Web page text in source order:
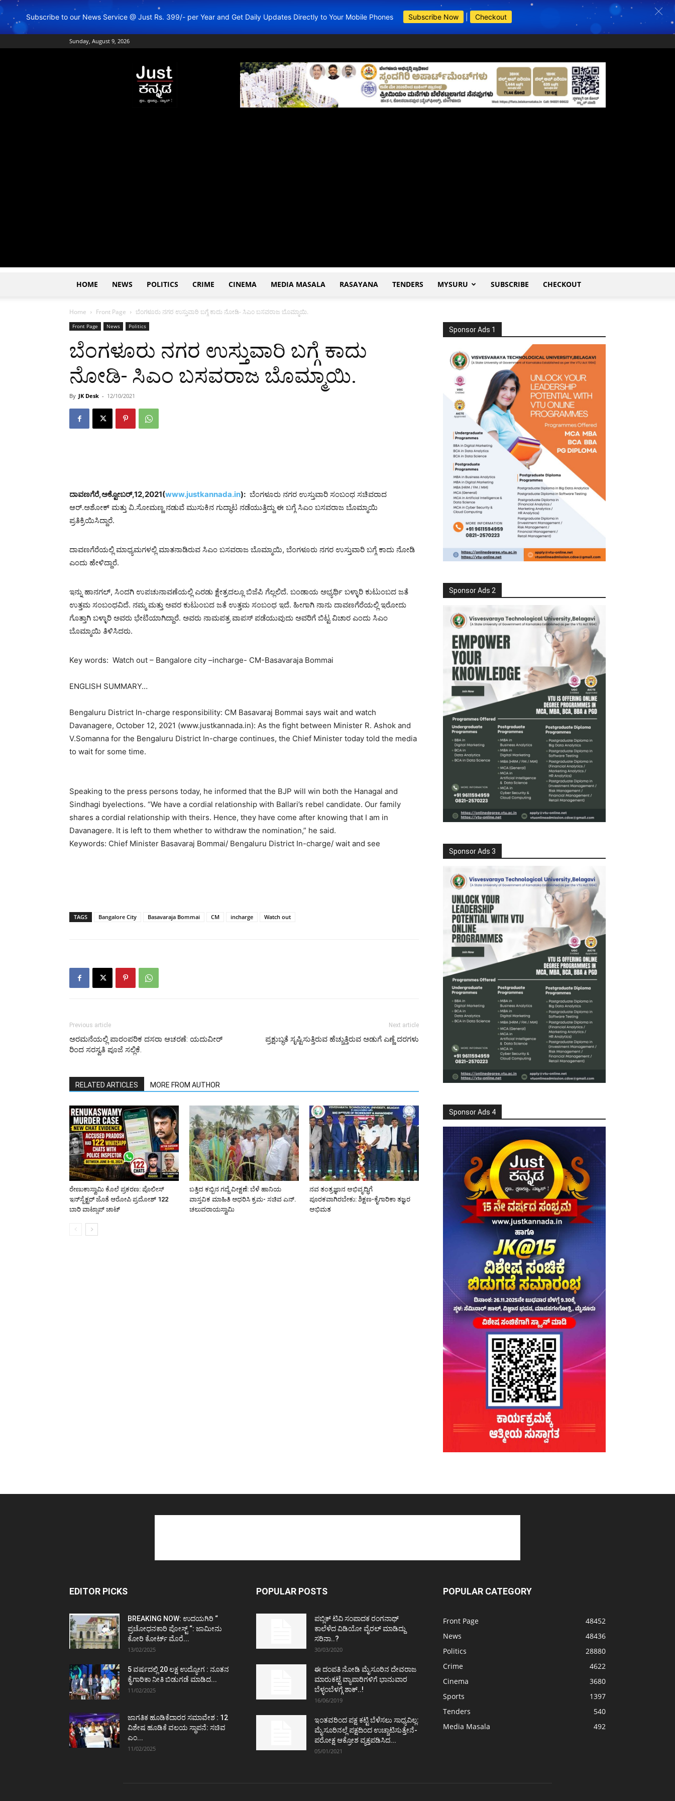
Subscribe to our News Service @ Just Rs. 399/- per Year and Get Daily Updates Directly to Your Mobile Phones Subscribe Now Checkout
Sunday, August 9, 2026
Just
Kannada
–
Online
|
ಕನ್ನಡ
BDA Apartments
HOME NEWS POLITICS CRIME CINEMA MEDIA MASALA RASAYANA TENDERS MYSURU SUBSCRIBE CHECKOUT
Home Front Page ಬೆಂಗಳೂರು ನಗರ ಉಸ್ತುವಾರಿ ಬಗ್ಗೆ ಕಾದು ನೋಡಿ- ಸಿಎಂ ಬಸವರಾಜ ಬೊಮ್ಮಾಯಿ.
Front Page News Politics
ಬೆಂಗಳೂರು ನಗರ ಉಸ್ತುವಾರಿ ಬಗ್ಗೆ ಕಾದು
ನೋಡಿ- ಸಿಎಂ ಬಸವರಾಜ ಬೊಮ್ಮಾಯಿ.
By JK Desk - 12/10/2021
ದಾವಣಗೆರೆ,ಅಕ್ಟೋಬರ್,12,2021(www.justkannada.in): ಬೆಂಗಳೂರು ನಗರ ಉಸ್ತುವಾರಿ ಸಂಬಂಧ ಸಚಿವರಾದ
ಆರ್.ಅಶೋಕ್ ಮತ್ತು ವಿ.ಸೋಮಣ್ಣ ನಡುವೆ ಮುಸುಕಿನ ಗುದ್ಧಾಟ ನಡೆಯುತ್ತಿದ್ದು ಈ ಬಗ್ಗೆ ಸಿಎಂ ಬಸವರಾಜ ಬೊಮ್ಮಾಯಿ
ಪ್ರತಿಕ್ರಿಯಿಸಿದ್ದಾರೆ.
ದಾವಣಗೆರೆಯಲ್ಲಿ ಮಾಧ್ಯಮಗಳಲ್ಲಿ ಮಾತನಾಡಿರುವ ಸಿಎಂ ಬಸವರಾಜ ಬೊಮ್ಮಾಯಿ, ಬೆಂಗಳೂರು ನಗರ ಉಸ್ತುವಾರಿ ಬಗ್ಗೆ ಕಾದು ನೋಡಿ
ಎಂದು ಹೇಳಿದ್ದಾರೆ.
ಇನ್ನು ಹಾನಗಲ್, ಸಿಂದಗಿ ಉಪಚುನಾವಣೆಯಲ್ಲಿ ಎರಡು ಕ್ಷೇತ್ರದಲ್ಲೂ ಬಿಜೆಪಿ ಗೆಲ್ಲಲಿದೆ. ಬಂಡಾಯ ಅಭ್ಯರ್ಥಿ ಬಳ್ಳಾರಿ ಕುಟುಂಬದ ಜತೆ
ಉತ್ತಮ ಸಂಬಂಧವಿದೆ. ನಮ್ಮ ಮತ್ತು ಅವರ ಕುಟುಂಬದ ಜತೆ ಉತ್ತಮ ಸಂಬಂಧ ಇದೆ. ಹೀಗಾಗಿ ನಾನು ದಾವಣಗೆರೆಯಲ್ಲಿ ಇರೋದು
ಗೊತ್ತಾಗಿ ಬಳ್ಳಾರಿ ಅವರು ಭೇಟಿಯಾಗಿದ್ದಾರೆ. ಅವರು ನಾಮಪತ್ರ ವಾಪಸ್ ಪಡೆಯುವುದು ಅವರಿಗೆ ಬಿಟ್ಟ ವಿಚಾರ ಎಂದು ಸಿಎಂ
ಬೊಮ್ಮಾಯಿ ತಿಳಿಸಿದರು.
Key words: Watch out – Bangalore city –incharge- CM-Basavaraja Bommai
ENGLISH SUMMARY…
Bengaluru District In-charge responsibility: CM Basavaraj Bommai says wait and watch
Davanagere, October 12, 2021 (www.justkannada.in): As the fight between Minister R. Ashok and
V.Somanna for the Bengaluru District In-charge continues, the Chief Minister today told the media
to wait for some time.
Speaking to the press persons today, he informed that the BJP will win both the Hanagal and
Sindhagi byelections. “We have a cordial relationship with Ballari’s rebel candidate. Our family
shares a cordial relationship with theirs. Hence, they have come after knowing that I am in
Davanagere. It is left to them whether to withdraw the nomination,” he said.
Keywords: Chief Minister Basavaraj Bommai/ Bengaluru District In-charge/ wait and see
TAGS Bangalore City Basavaraja Bommai CM incharge Watch out
Previous article
ಅರಮನೆಯಲ್ಲಿ ಪಾರಂಪರಿಕ ದಸರಾ ಆಚರಣೆ: ಯದುವೀರ್
ರಿಂದ ಸರಸ್ವತಿ ಪೂಜೆ ಸಲ್ಲಿಕೆ.
Next article
ಪ್ರಕ್ಷುಬ್ಧತೆ ಸೃಷ್ಟಿಸುತ್ತಿರುವ ಹೆಚ್ಚುತ್ತಿರುವ ಅಡುಗೆ ಎಣ್ಣೆ ದರಗಳು
RELATED ARTICLES MORE FROM AUTHOR
ರೇಣುಕಾಸ್ವಾಮಿ ಕೊಲೆ ಪ್ರಕರಣ: ಪೊಲೀಸ್
ಇನ್‌ಸ್ಪೆಕ್ಟರ್‌ ಜೊತೆ ಆರೋಪಿ ಪ್ರದೋಶ್‌ 122
ಬಾರಿ ವಾಟ್ಸಾಪ್ ಚಾಟ್
ಬತ್ತಿದ ಕಬ್ಬಿನ ಗದ್ದೆ ವೀಕ್ಷಣೆ: ಬೆಳೆ ಹಾನಿಯ
ವಾಸ್ತವಿಕ ಮಾಹಿತಿ ಆಧರಿಸಿ ಕ್ರಮ- ಸಚಿವ ಎನ್.
ಚಲುವರಾಯಸ್ವಾಮಿ
ನವ ತಂತ್ರಜ್ಞಾನ ಅಭಿವೃದ್ಧಿಗೆ
ಪೂರಕವಾಗಿರಬೇಕು: ಶಿಕ್ಷಣ-ಕೈಗಾರಿಕಾ ತಜ್ಞರ
ಅಭಿಮತ
Sponsor Ads 1
Sponsor Ads 2
Sponsor Ads 3
Sponsor Ads 4
EDITOR PICKS
BREAKING NOW: ಉದಯಗಿರಿ “
ಪ್ರಚೋಧನಕಾರಿ ಪೋಸ್ಟ್‌ “: ಜಾಮೀನು
ಕೋರಿ ಕೋರ್ಟ್‌ ಮೊರೆ...
13/02/2025
5 ವರ್ಷದಲ್ಲಿ 20 ಲಕ್ಷ ಉದ್ಯೋಗ : ನೂತನ
ಕೈಗಾರಿಕಾ ನೀತಿ ಬಿಡುಗಡೆ ಮಾಡಿದ...
11/02/2025
ಜಾಗತಿಕ ಹೂಡಿಕೆದಾರರ ಸಮಾವೇಶ : 12
ವಿಶೇಷ ಹೂಡಿಕೆ ವಲಯ ಸ್ಥಾಪನೆ: ಸಚಿವ
ಎಂ...
11/02/2025
POPULAR POSTS
ಪಬ್ಲಿಕ್ ಟಿವಿ ಸಂಪಾದಕ ರಂಗನಾಥ್
ಕಾಲೆಳೆದ ವಿಡಿಯೋ ವೈರಲ್ ಮಾಡಿದ್ದು
ಸರಿನಾ..?
30/03/2020
ಈ ದಂಪತಿ ನೋಡಿ ಮೈಸೂರಿನ ದೇವರಾಜ
ಮಾರುಕಟ್ಟೆ ವ್ಯಾಪಾರಿಗಳಿಗೆ ಭಾನುವಾರ
ಬೆಳ್ಳಂಬೆಳಗ್ಗೆ ಶಾಕ್..!
16/06/2019
ಇಂತವರಿಂದ ಪಕ್ಷ ಕಟ್ಟಿ ಬೆಳೆಸಲು ಸಾಧ್ಯವಿಲ್ಲ:
ಮೈಸೂರಿನಲ್ಲೆ ಪಕ್ಷದಿಂದ ಉಚ್ಚಾಟಿಸುತ್ತೇನೆ-
ಪರೋಕ್ಷ ಆಕ್ರೋಶ ವ್ಯಕ್ತಪಡಿಸಿದ...
05/01/2021
POPULAR CATEGORY
Front Page
48452
News
48436
Politics
28880
Crime
4622
Cinema
3680
Sports
1397
Tenders
540
Media Masala
492